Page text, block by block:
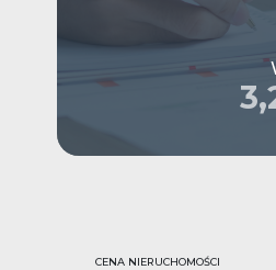
CENA NIERUCHOMOŚCI